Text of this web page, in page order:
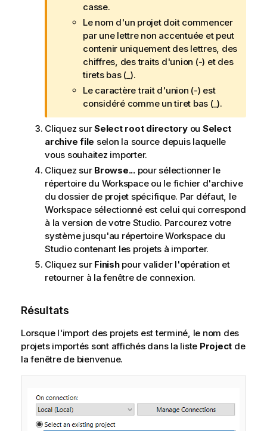
n
t
n
s
casse.
Le nom d'un projet doit commencer
par une lettre non accentuée et peut
contenir uniquement des lettres, des
chiffres, des traits d'union (-) et des
tirets bas (_).
Le caractère trait d'union (-) est
considéré comme un tiret bas (_).
Cliquez surSelect root directoryou Select
archive file selon la source depuis laquelle
vous souhaitez importer.
Cliquez sur Browse...pour sélectionner le
répertoire du Workspace ou le fichier d'archive
du dossier de projet spécifique. Par défaut, le
Workspace sélectionné est celui qui correspond
à la version de votre Studio. Parcourez votre
système jusqu'au répertoire Workspace du
Studio contenant les projets à importer.
Cliquez sur Finishpour valider l'opération et
retourner à la fenêtre de connexion.
Résultats
Lorsque l'import des projets est terminé, le nom des
projets importés sont affichés dans la liste Project de
la fenêtre de bienvenue.